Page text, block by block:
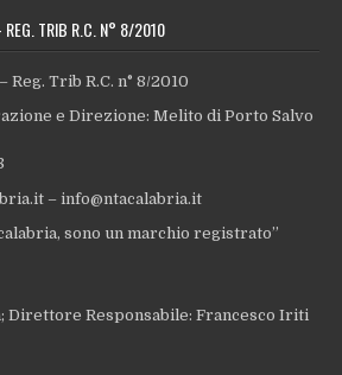
REG. TRIB R.C. N° 8/2010
Trib R.C. n° 8/2010
e Direzione: Melito di Porto Salvo
– info@ntacalabria.it
sono un marchio registrato”
Direttore Responsabile: Francesco Iriti